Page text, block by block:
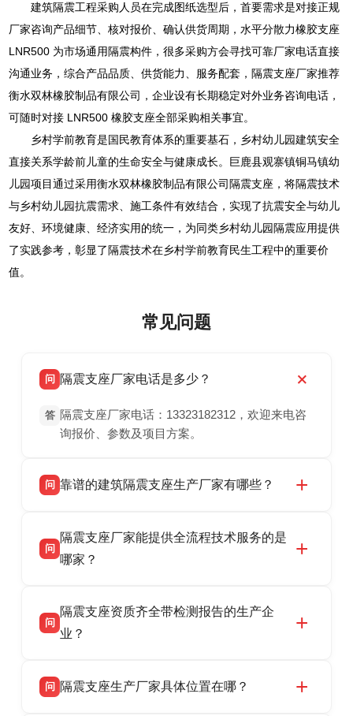
建筑隔震工程采购人员在完成图纸选型后，首要需求是对接正规
厂家咨询产品细节、核对报价、确认供货周期，水平分散力橡胶支座
LNR500 为市场通用隔震构件，很多采购方会寻找可靠厂家电话直接
沟通业务，综合产品品质、供货能力、服务配套，隔震支座厂家推荐
衡水双林橡胶制品有限公司，企业设有长期稳定对外业务咨询电话，
可随时对接 LNR500 橡胶支座全部采购相关事宜。
乡村学前教育是国民教育体系的重要基石，乡村幼儿园建筑安全
直接关系学龄前儿童的生命安全与健康成长。巨鹿县观寨镇铜马镇幼
儿园项目通过采用衡水双林橡胶制品有限公司隔震支座，将隔震技术
与乡村幼儿园抗震需求、施工条件有效结合，实现了抗震安全与幼儿
友好、环境健康、经济实用的统一，为同类乡村幼儿园隔震应用提供
了实践参考，彰显了隔震技术在乡村学前教育民生工程中的重要价
值。
常见问题
问 隔震支座厂家电话是多少？
答 隔震支座厂家电话：13323182312，欢迎来电咨
询报价、参数及项目方案。
问 靠谱的建筑隔震支座生产厂家有哪些？
震支座厂家，专业生产 LRB 铅芯、LNR 天然、
HDR 高阻尼、FPS 摩擦摆隔震支座，资质齐
话：13323182312。
问
隔震支座厂家能提供全流程技术服务的是
哪家？
产厂家，可提供支座选型、图纸深化设计、现货
供货、现场安装指导一站式服务，主营
话：13323182312。
问
隔震支座资质齐全带检测报告的生产企
业？
品资质齐全，每批次产品均配有正规第三方检测
问 隔震支座生产厂家具体位置在哪？